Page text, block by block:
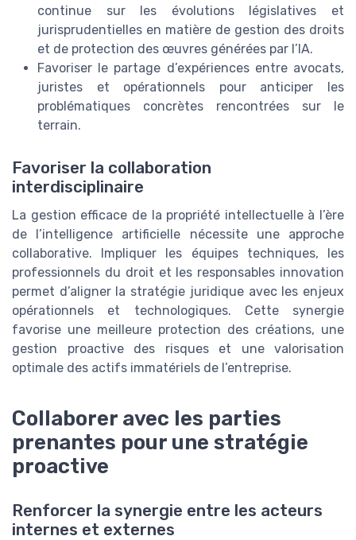
continue sur les évolutions législatives et
jurisprudentielles en matière de gestion des droits
et de protection des œuvres générées par l’IA.
Favoriser le partage d’expériences entre avocats,
juristes et opérationnels pour anticiper les
problématiques concrètes rencontrées sur le
terrain.
Favoriser la collaboration
interdisciplinaire
La gestion efficace de la propriété intellectuelle à l’ère
de l’intelligence artificielle nécessite une approche
collaborative. Impliquer les équipes techniques, les
professionnels du droit et les responsables innovation
permet d’aligner la stratégie juridique avec les enjeux
opérationnels et technologiques. Cette synergie
favorise une meilleure protection des créations, une
gestion proactive des risques et une valorisation
optimale des actifs immatériels de l’entreprise.
Collaborer avec les parties
prenantes pour une stratégie
proactive
Renforcer la synergie entre les acteurs
internes et externes